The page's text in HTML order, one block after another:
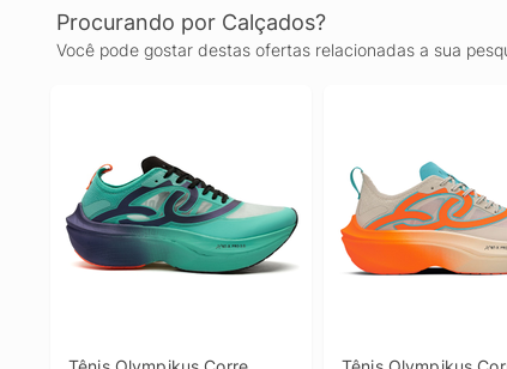
Procurando por Calçados?
Você pode gostar destas ofertas relacionadas a sua